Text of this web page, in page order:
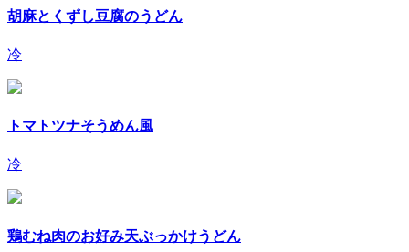
胡麻とくずし豆腐のうどん
冷
トマトツナそうめん風
冷
鶏むね肉のお好み天ぶっかけうどん